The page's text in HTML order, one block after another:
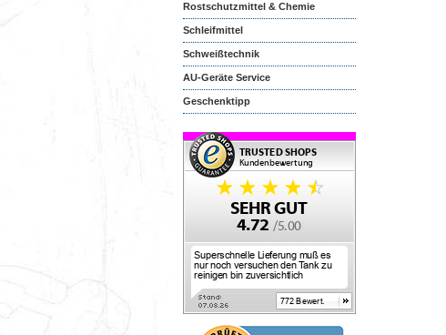
Rostschutzmittel & Chemie
Schleifmittel
Schweißtechnik
AU-Geräte Service
Geschenktipp